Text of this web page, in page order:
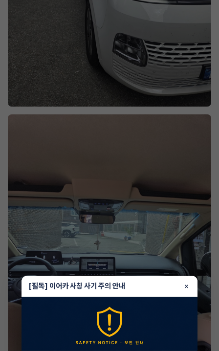
[필독] 이어카 사칭 사기 주의 안내 ×